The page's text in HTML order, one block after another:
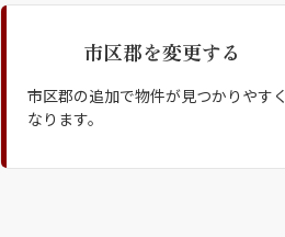
シャーメゾンとは
市区郡を変更する
市区郡の追加で物件が見つかりやすく
なります。